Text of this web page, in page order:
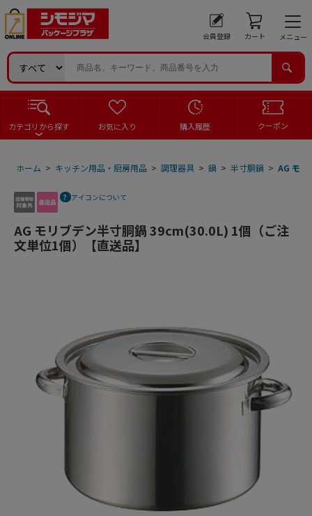
会員登録 カート メニュー
カテゴリから探す お気に入り 購入履歴 クーポン
ホーム > キッチン用品・厨房用品 > 調理器具 > 鍋 > 半寸胴鍋 > AG モ
アイコンについて
AG モリブデン半寸胴鍋 39cm(30.0L) 1個（ご注
文単位1個）【直送品】